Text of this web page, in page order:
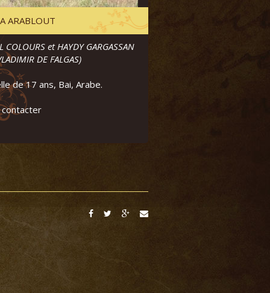
ARABLOUT
COLOURS et HAYDY GARGASSAN
DE FALGAS)
de 17 ans, Bai, Arabe.